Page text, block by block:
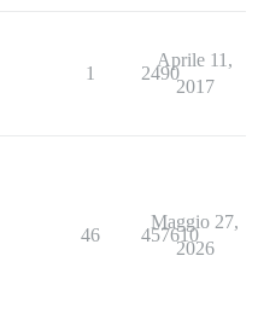
1 2490
Aprile 11,
2017
46 457610
Maggio 27,
2026